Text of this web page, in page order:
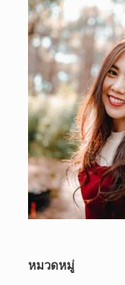
หมวดหมู่